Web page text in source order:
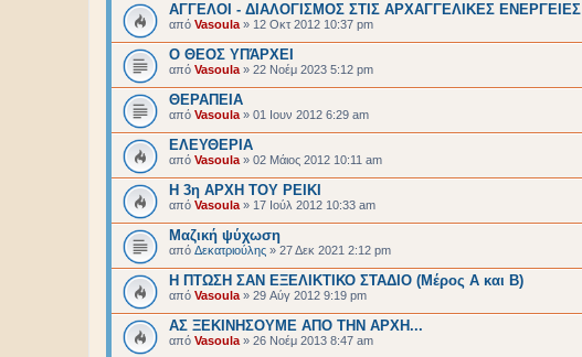
ΑΓΓΕΛΟΙ - ΔΙΑΛΟΓΙΣΜΟΣ ΣΤΙΣ ΑΡΧΑΓΓΕΛΙΚΕΣ ΕΝΕΡΓΕΙΕΣ
από Vasoula » 12 Οκτ 2012 10:37 pm
Ο ΘΕΟΣ ΥΠΆΡΧΕΙ
από Vasoula » 22 Νοέμ 2023 5:12 pm
ΘΕΡΑΠΕΙΑ
από Vasoula » 01 Ιουν 2012 6:29 am
ΕΛΕΥΘΕΡΙΑ
από Vasoula » 02 Μάιος 2012 10:11 am
Η 3η ΑΡΧΗ ΤΟΥ ΡΕΙΚΙ
από Vasoula » 17 Ιούλ 2012 10:33 am
Μαζική ψύχωση
από Δεκατριούλης » 27 Δεκ 2021 2:12 pm
Η ΠΤΩΣΗ ΣΑΝ ΕΞΕΛΙΚΤΙΚΟ ΣΤΑΔΙΟ (Μέρος Α και Β)
από Vasoula » 29 Αύγ 2012 9:19 pm
ΑΣ ΞΕΚΙΝΗΣΟΥΜΕ ΑΠΟ ΤΗΝ ΑΡΧΗ...
από Vasoula » 26 Νοέμ 2013 8:47 am